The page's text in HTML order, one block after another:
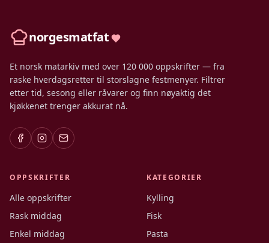
norgesmatfat
Et norsk matarkiv med over 120 000 oppskrifter — fra
raske hverdagsretter til storslagne festmenyer. Filtrer
etter tid, sesong eller råvarer og finn nøyaktig det
kjøkkenet trenger akkurat nå.
OPPSKRIFTER
Alle oppskrifter
Rask middag
Enkel middag
KATEGORIER
Kylling
Fisk
Pasta